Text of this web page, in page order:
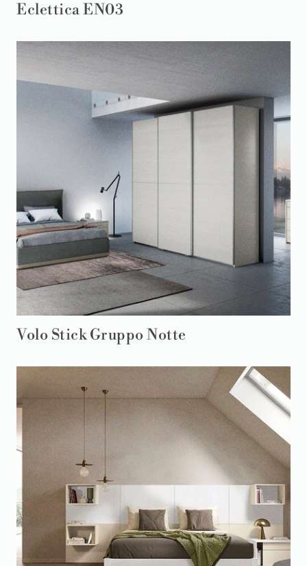
Eclettica EN03
Volo Stick Gruppo Notte